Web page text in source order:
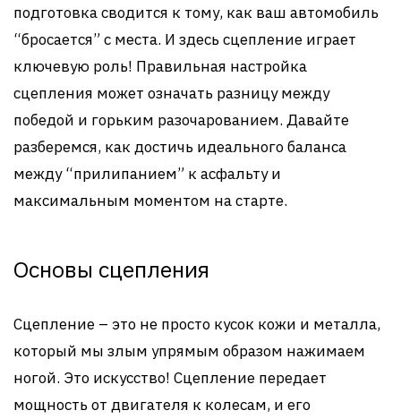
подготовка сводится к тому, как ваш автомобиль
“бросается” с места. И здесь сцепление играет
ключевую роль! Правильная настройка
сцепления может означать разницу между
победой и горьким разочарованием. Давайте
разберемся, как достичь идеального баланса
между “прилипанием” к асфальту и
максимальным моментом на старте.
Основы сцепления
Сцепление – это не просто кусок кожи и металла,
который мы злым упрямым образом нажимаем
ногой. Это искусство! Сцепление передает
мощность от двигателя к колесам, и его